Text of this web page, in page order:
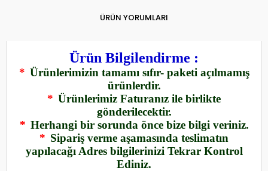
ÜRÜN YORUMLARI
Ürün Bilgilendirme :
* Ürünlerimizin tamamı sıfır- paketi açılmamış
ürünlerdir.
* Ürünlerimiz Faturanız ile birlikte
gönderilecektir.
* Herhangi bir sorunda önce bize bilgi veriniz.
* Sipariş verme aşamasında teslimatın
yapılacağı Adres bilgilerinizi Tekrar Kontrol
Ediniz.